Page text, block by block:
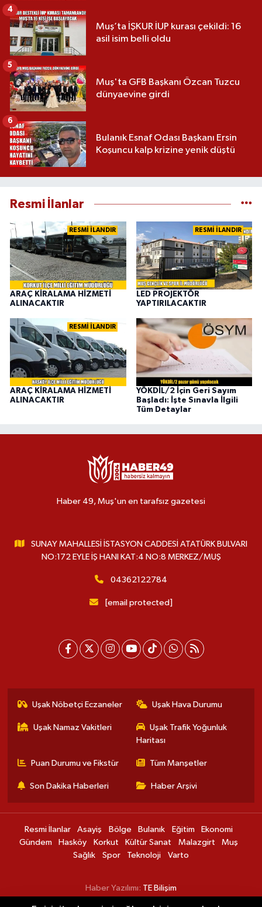
Muş’ta İŞKUR İUP kurası çekildi: 16
asil isim belli oldu
4
Muş'ta GFB Başkanı Özcan Tuzcu
dünyaevine girdi
5
Bulanık Esnaf Odası Başkanı Ersin
Koşuncu kalp krizine yenik düştü
6
Resmi İlanlar
RESMİ İLANDIR
ARAÇ KİRALAMA HİZMETİ
ALINACAKTIR
RESMİ İLANDIR
LED PROJEKTÖR
YAPTIRILACAKTIR
RESMİ İLANDIR
ARAÇ KİRALAMA HİZMETİ
ALINACAKTIR
YÖKDİL/2 İçin Geri Sayım
Başladı: İşte Sınavla İlgili
Tüm Detaylar
Haber 49, Muş'un en tarafsız gazetesi
SUNAY MAHALLESİ İSTASYON CADDESİ ATATÜRK BULVARI
NO:172 EYLE İŞ HANI KAT:4 NO:8 MERKEZ/MUŞ
04362122784
[email protected]
Uşak Nöbetçi Eczaneler Uşak Hava Durumu
Uşak Namaz Vakitleri
Uşak Trafik Yoğunluk
Haritası
Puan Durumu ve Fikstür Tüm Manşetler
Son Dakika Haberleri Haber Arşivi
Resmi İlanlar Asayiş Bölge Bulanık Eğitim
Ekonomi
Gündem
Hasköy Korkut Kültür Sanat Malazgirt
Muş
Sağlık
Spor Teknoloji Varto
Haber Yazılımı: TE Bilişim